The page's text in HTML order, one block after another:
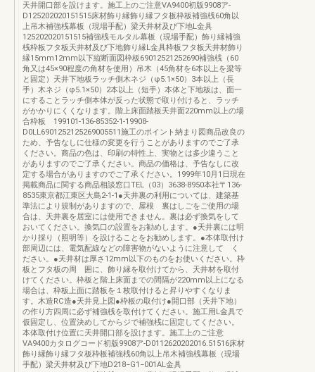
天井開口部を設けます。施工上のご注意VA9400初版9908ア-
D125202020151515床材飾り縁飾り縁フタ板枠板補強桟60角以
上吊木補強桟幕板（現場手配）梁天井材及び下地L金具
125202020151515補強桟モルタル幕板（現場手配）飾り縁補強
桟枠板フタ板天井材及び下地飾り縁L金具枠板フタ板天井材飾り
縁15mm12mm以下縦断面図枠板69012521252690補強桟（60
角又は45×90程度の角材を使用）吊木（45角材を6本以上を梁等
と固定）天井下地板ラッチ側木ネジ（φ5.1×50）3本以上（長
手）木ネジ（φ5.1×50）2本以上（短手）本体と下地板は、面一
にすることラッチ側本体が反った状態で取り付けると、ラッチ
がかかりにくくなります。階上床面踏板天井面220mm以上の場
合枠板 199101-136-85352-1-19908-
D0LL6901252125269005511施工のポイント納まり図商品改良の
ため、予告なしに仕様の変更を行うことがありますのでご了承
ください。商品の色は、印刷の特性上、実物とは多少違うこと
がありますのでご了承ください。商品の価格は、予告なしに改
定する場合がありますのでご了承ください。1999年10月1日現在
掲載商品に関する商品相談窓口TEL（03）3638-8950本社〒136-
8535東京都江東区大島2-1-1●天井裏の利用については、建築基
準法により規制がありますので、屋根 裏はしごをご使用の場
合は、天井裏を居室には使用できません。裏は必ず換気をして
おいてください。換気口の設置をお勧めします。●天井裏には明
かり採り（照明等）を設けることをお勧めします。●本体取付け
部周辺には、電気配線などの障害物がないように注意して く
ださい。●天井材は厚さ12mm以下のものをお使いください。枠
板とフタ板の周 囲に、飾り縁を取付けてから、天井材を取付
けてください。枠板と階上床面までの間隔が220mm以上になる
場合は、枠板上面に踏板を１枚取付けると昇りやすくなりま
す。木造RC造●天井見上図●枠板の取付け●開口部（天井下地）
の作り方四周に必ず補強桟を取付けてください。施工用L金具で
仮固定し、位置決めしてからジで補強桟に固定してください。
本体取付け位置に天井開口部を設けます。施工上のご注意
VA9400カタログコード初版9908ア-D0112620202016.51516床材
飾り縁飾り縁フタ板枠板補強桟60角以上吊木補強桟幕板（現場
手配）梁天井材及び下地D218−G1−001AL金具